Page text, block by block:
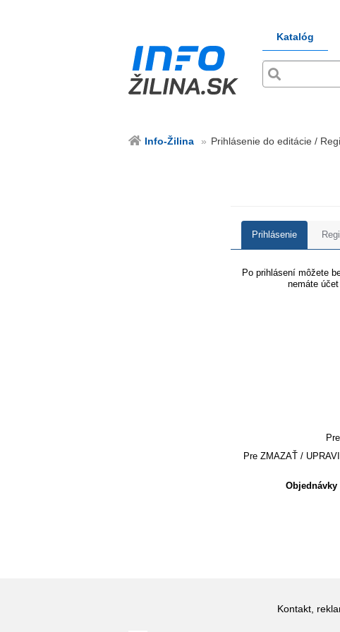
Katalóg
Info-Žilina Prihlásenie do editácie /
Prihlásenie
Po prihlásení môžete
nemáte
Pre ZMAZAŤ /
Kontakt,